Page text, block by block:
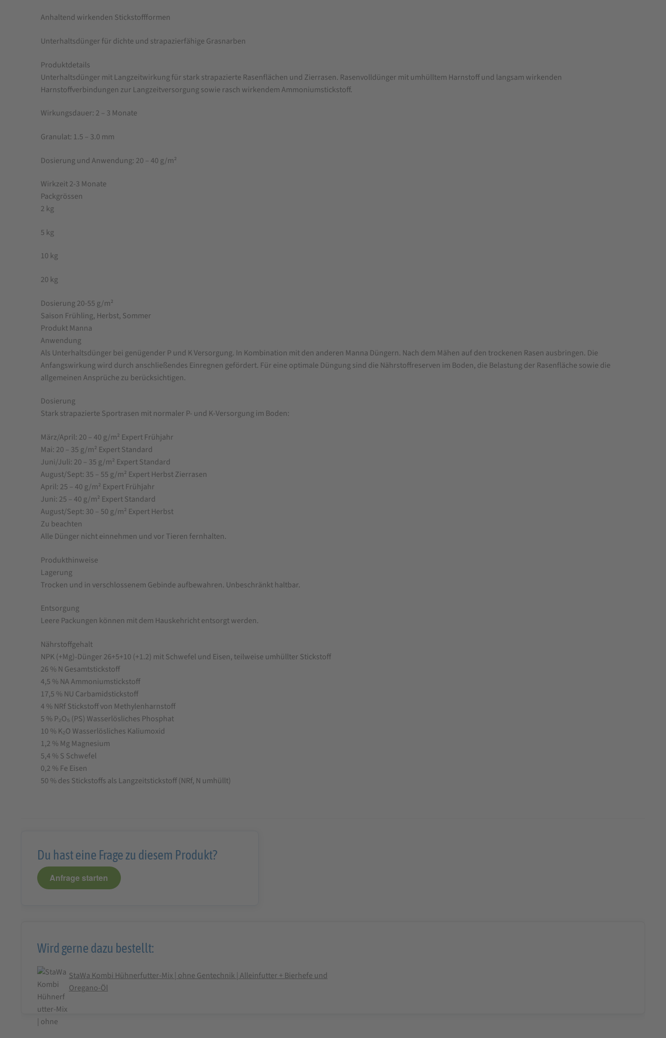
Anhaltend wirkenden Stickstoffformen
Unterhaltsdünger für dichte und strapazierfähige Grasnarben
Produktdetails
Unterhaltsdünger mit Langzeitwirkung für stark strapazierte Rasenflächen und Zierrasen. Rasenvolldünger mit umhülltem Harnstoff und langsam wirkenden
Harnstoffverbindungen zur Langzeitversorgung sowie rasch wirkendem Ammoniumstickstoff.
Wirkungsdauer: 2 – 3 Monate
Granulat: 1.5 – 3.0 mm
Dosierung und Anwendung: 20 – 40 g/m²
Wirkzeit 2-3 Monate
Packgrössen
2 kg
5 kg
10 kg
20 kg
Dosierung 20-55 g/m²
Saison Frühling, Herbst, Sommer
Produkt Manna
Anwendung
Als Unterhaltsdünger bei genügender P und K Versorgung. In Kombination mit den anderen Manna Düngern. Nach dem Mähen auf den trockenen Rasen ausbringen. Die
Anfangswirkung wird durch anschließendes Einregnen gefördert. Für eine optimale Düngung sind die Nährstoffreserven im Boden, die Belastung der Rasenfläche sowie die
allgemeinen Ansprüche zu berücksichtigen.
Dosierung
Stark strapazierte Sportrasen mit normaler P- und K-Versorgung im Boden:
März/April: 20 – 40 g/m² Expert Frühjahr
Mai: 20 – 35 g/m² Expert Standard
Juni/Juli: 20 – 35 g/m² Expert Standard
August/Sept: 35 – 55 g/m² Expert Herbst Zierrasen
April: 25 – 40 g/m² Expert Frühjahr
Juni: 25 – 40 g/m² Expert Standard
August/Sept: 30 – 50 g/m² Expert Herbst
Zu beachten
Alle Dünger nicht einnehmen und vor Tieren fernhalten.
Produkthinweise
Lagerung
Trocken und in verschlossenem Gebinde aufbewahren. Unbeschränkt haltbar.
Entsorgung
Leere Packungen können mit dem Hauskehricht entsorgt werden.
Nährstoffgehalt
NPK (+Mg)-Dünger 26+5+10 (+1.2) mit Schwefel und Eisen, teilweise umhüllter Stickstoff
26 % N Gesamtstickstoff
4,5 % NA Ammoniumstickstoff
17,5 % NU Carbamidstickstoff
4 % NRf Stickstoff von Methylenharnstoff
5 % P₂O₅ (PS) Wasserlösliches Phosphat
10 % K₂O Wasserlösliches Kaliumoxid
1,2 % Mg Magnesium
5,4 % S Schwefel
0,2 % Fe Eisen
50 % des Stickstoffs als Langzeitstickstoff (NRf, N umhüllt)
Du hast eine Frage zu diesem Produkt?
Anfrage starten
Wird gerne dazu bestellt:
StaWa Kombi Hühnerfutter-Mix | ohne Gentechnik | Alleinfutter + Bierhefe und
Oregano-Öl